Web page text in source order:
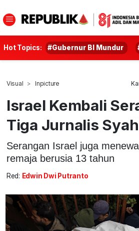
Hot Topics: #Gubernur BI Mundur
Visual Inpicture
Israel Kembali
Tiga Jurnalis
Serangan Israel juga
remaja berusia 13 tahun
Red: Edwin Dwi Putranto